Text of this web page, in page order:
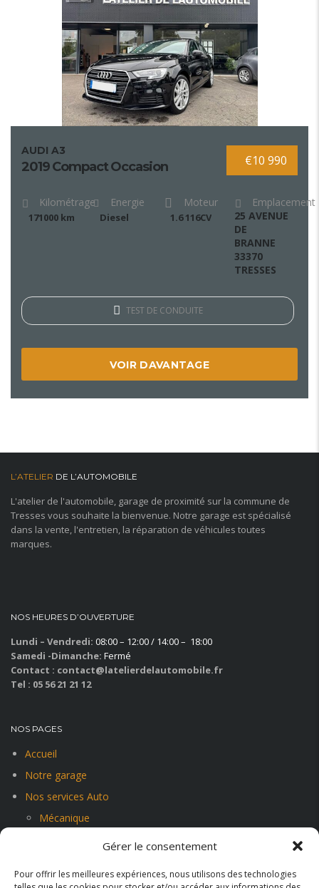
Gérer le consentement
Pour offrir les meilleures expériences, nous utilisons des technologies
€10 990
AUDI A3
2019 Compact Occasion
Kilométrage
171000 km
Energie
Diesel
Moteur
1.6 116CV
Emplacement
25 AVENUE
DE
BRANNE
33370
TRESSES
TEST DE CONDUITE
VOIR DAVANTAGE
L’ATELIER DE L’AUTOMOBILE
L'atelier de l'automobile, garage de proximité sur la commune de
Tresses vous souhaite la bienvenue. Notre garage est spécialisé
dans la vente, l'entretien, la réparation de véhicules toutes
marques.
NOS HEURES D’OUVERTURE
Lundi – Vendredi: 08:00 – 12:00 / 14:00 – 18:00
Samedi -Dimanche: Fermé
Contact : contact@latelierdelautomobile.fr
Tel : 05 56 21 21 12
NOS PAGES
Accueil
Notre garage
Nos services Auto
Mécanique
Carrosserie-peinture-vitrage
Contact